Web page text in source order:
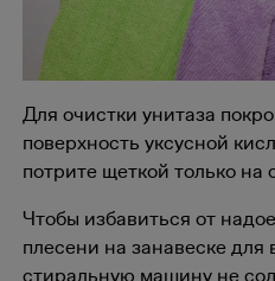
Для очистки унитаза
поверхность уксусной
потрите щеткой только на
Чтобы избавиться от
плесени на занавеске для
стиральную машину не